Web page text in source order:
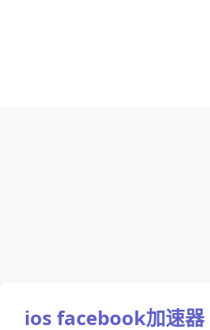
ios facebook加速器